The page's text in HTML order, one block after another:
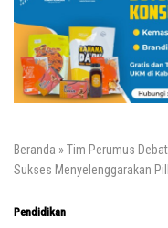
Beranda » Tim Perumus
Sukses Menyelenggarakan
Pendidikan